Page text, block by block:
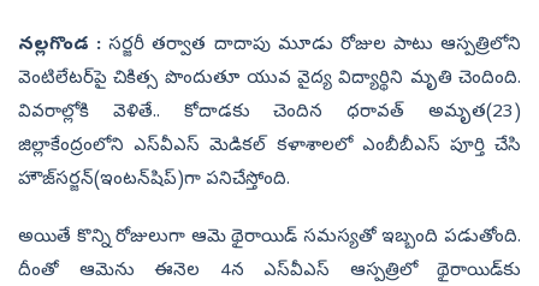
నల్లగొండ : సర్జరీ తర్వాత దాదాపు మూడు రోజుల పాటు ఆస్పత్రిలోని
వెంటిలేటర్‌పై చికిత్స పొందుతూ యువ వైద్య విద్యార్థిని మృతి చెందింది.
వివరాల్లోకి వెళితే.. కోదాడకు చెందిన ధరావత్‌ అమృత(23)
జిల్లాకేంద్రంలోని ఎస్‌వీఎస్‌ మెడికల్‌ కళాశాలలో ఎంబీబీఎస్‌ పూర్తి చేసి
హౌజ్‌సర్జన్‌(ఇంటన్‌షిప్‌)గా పనిచేస్తోంది.
అయితే కొన్ని రోజులుగా ఆమె థైరాయిడ్‌ సమస్యతో ఇబ్బంది పడుతోంది.
దీంతో ఆమెను ఈనెల 4న ఎస్‌వీఎస్‌ ఆస్పత్రిలో థైరాయిడ్‌కు